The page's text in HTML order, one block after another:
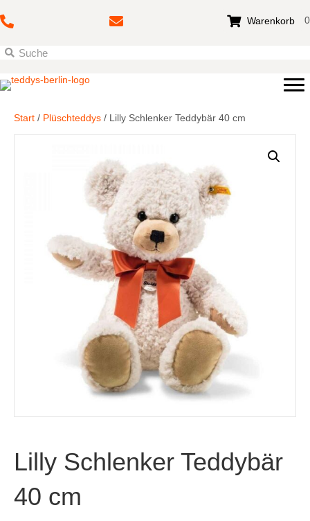
Warenkorb 0
Start / Plüschteddys / Lilly Schlenker Teddybär 40 cm
Lilly Schlenker Teddybär
40 cm